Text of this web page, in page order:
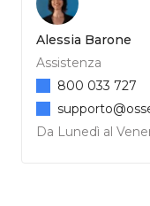
Alessia Barone
Assistenza
Da Lunedì al
800 033 727